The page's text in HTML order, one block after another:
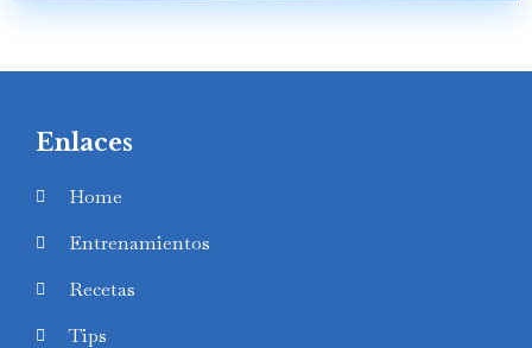
Enlaces
Home
Entrenamientos
Recetas
Tips